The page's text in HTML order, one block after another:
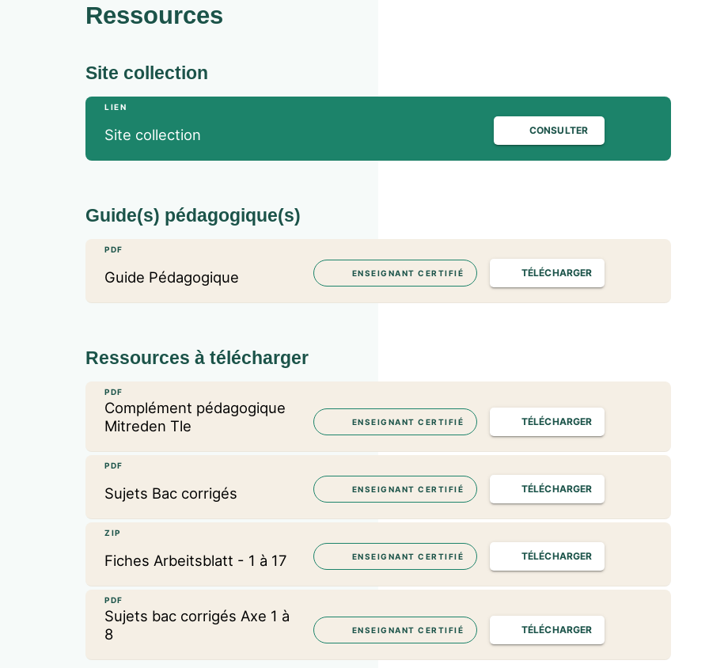
Ressources
Site collection
LIEN
Site collection CONSULTER
Guide(s) pédagogique(s)
PDF
Guide Pédagogique ENSEIGNANT CERTIFIÉ TÉLÉCHARGER
Ressources à télécharger
PDF
Complément pédagogique
Mitreden Tle
ENSEIGNANT CERTIFIÉ TÉLÉCHARGER
PDF
Sujets Bac corrigés ENSEIGNANT CERTIFIÉ TÉLÉCHARGER
ZIP
Fiches Arbeitsblatt - 1 à 17 ENSEIGNANT CERTIFIÉ TÉLÉCHARGER
PDF
Sujets bac corrigés Axe 1 à
8
ENSEIGNANT CERTIFIÉ TÉLÉCHARGER